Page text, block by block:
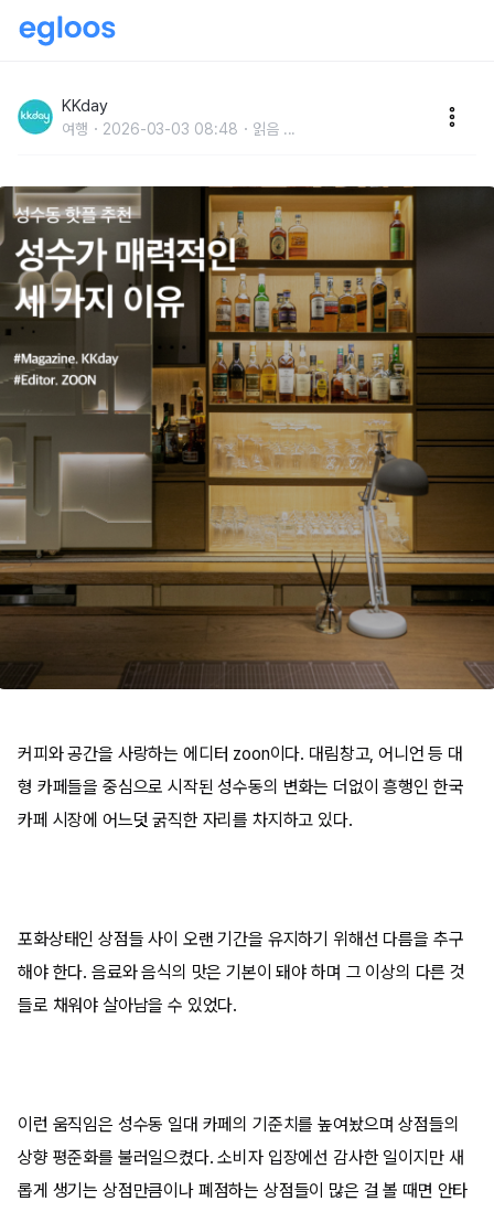
KKday
여행 2026-03-03 08:48 읽음 ...
커피와 공간을 사랑하는 에디터 zoon이다. 대림창고, 어니언 등 대
형 카페들을 중심으로 시작된 성수동의 변화는 더없이 흥행인 한국
카페 시장에 어느덧 굵직한 자리를 차지하고 있다.
포화상태인 상점들 사이 오랜 기간을 유지하기 위해선 다름을 추구
해야 한다. 음료와 음식의 맛은 기본이 돼야 하며 그 이상의 다른 것
들로 채워야 살아남을 수 있었다.
이런 움직임은 성수동 일대 카페의 기준치를 높여놨으며 상점들의
상향 평준화를 불러일으켰다. 소비자 입장에선 감사한 일이지만 새
롭게 생기는 상점만큼이나 폐점하는 상점들이 많은 걸 볼 때면 안타